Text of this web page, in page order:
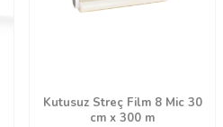
Kutusuz Streç Film 8 Mic 30
cm x 300 m